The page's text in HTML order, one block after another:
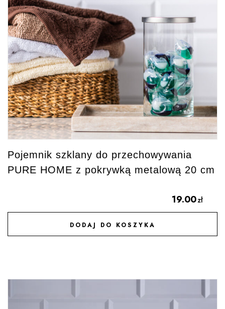
Pojemnik szklany do przechowywania
PURE HOME z pokrywką metalową 20 cm
19.00zł
DODAJ DO KOSZYKA
DODAJ DO ULUBIONYCH